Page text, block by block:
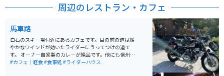
った樅の木も公園内に建っています。毎年4月に開催され
にも紫陽花、曼珠沙華、菊、イルミネーションなどのイ
周辺のレストラン・カフェ
馬車路
白石のスキー場付近にあるカフェです。目の前の道は緩
やかなワインドが効いたライダーにうってつけの道で
す。 オーナー自家製のカレーが絶品です。他にも信州産
のお蕎麦や、各酒類の取り扱いもあります。もともと仙
#カフェ｜軽食#食事処 #ライダーハウス